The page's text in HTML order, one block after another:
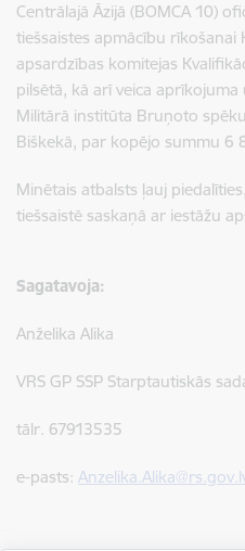
Centrālajā Āzijā (BOMCA 10)
tiešsaistes apmācību rīkošanai
apsardzības komitejas
pilsētā, kā arī veica
Militārā institūta Bruņoto
Biškekā, par kopējo summu 6
Minētais atbalsts ļauj
tiešsaistē saskaņā ar iestāžu
Sagatavoja:
Anželika Alika
VRS GP SSP Starptautiskās
tālr. 67913535
e-pasts: